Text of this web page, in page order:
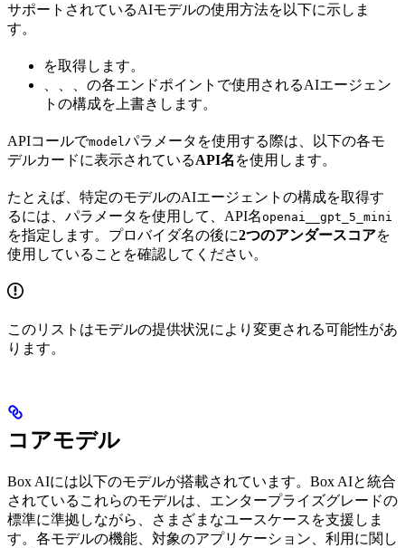
サポートされているAIモデルの使用方法を以下に示しま
す。
を取得します。
の各エンドポイントで使用されるAIエージェン
トの構成を上書きします。
APIコールでmodel パラメータを使用する際は、以下の各モ
デルカードに表示されているAPI名 を使用します。
たとえば、特定のモデルのAIエージェントの構成を取得す
るには、 パラメータを使用して、API名openai__gpt_5_mini
を指定します。プロバイダ名の後に2つのアンダースコアを
使用していることを確認してください。
このリストはモデルの提供状況により変更される可能性があ
ります。
コアモデル
Box AIには以下のモデルが搭載されています。Box AIと統合
されているこれらのモデルは、エンタープライズグレードの
標準に準拠しながら、さまざまなユースケースを支援しま
す。各モデルの機能、対象のアプリケーション、利用に関し